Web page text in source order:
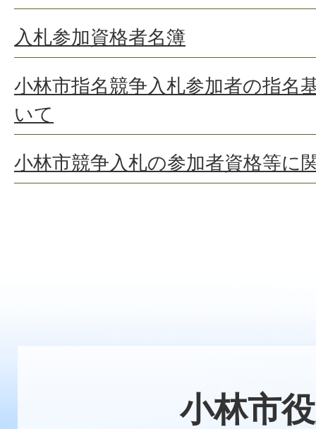
入札参加資格者名簿
小林市指名競争入札参加者の指名
いて
小林市競争入札の参加者資格等に
小林市